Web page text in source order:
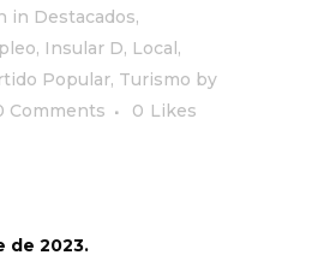
in Destacados,
, Insular D, Local,
Popular, Turismo by
Comments 0 Likes
de 2023.